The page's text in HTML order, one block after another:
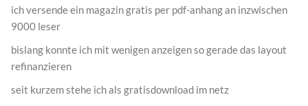
ich versende ein magazin gratis per pdf-anhang an inzwischen
9000 leser
bislang konnte ich mit wenigen anzeigen so gerade das layout
refinanzieren
seit kurzem stehe ich als gratisdownload im netz